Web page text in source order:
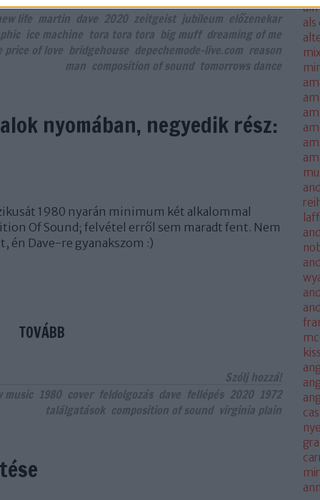
life martin dave 2020 zeitgeist jubileum előzenekar
ice machine tora tora tora big muff dreaming of me
price of love bridgehouse depechemode-live.com reason
man composition of sound tomorrows dance
nyomában, negyedik rész:
1980 nyarán minimum két alkalommal
Of Sound; felvétel erről sem maradt fent. Nem
én Dave-re gyanakszom :)
TOVÁBB
Szólj hozzá!
music 1980 cover feldolgozás dave fellépés 2020 1972
találgatások composition of sound virginia plain
als
mix